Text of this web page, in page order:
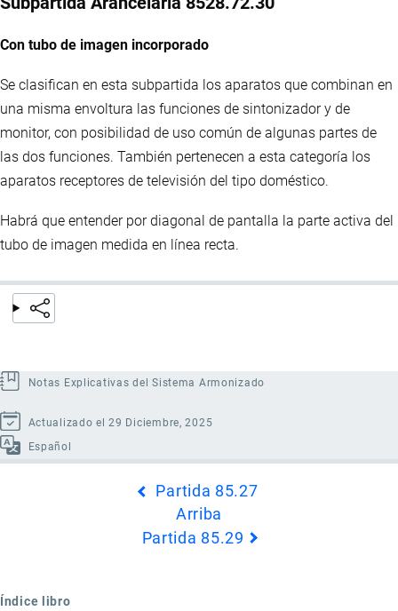
Con tubo de imagen incorporado
Se clasifican en esta subpartida los aparatos que combinan en
una misma envoltura las funciones de sintonizador y de
monitor, con posibilidad de uso común de algunas partes de
las dos funciones. También pertenecen a esta categoría los
aparatos receptores de televisión del tipo doméstico.
Habrá que entender por diagonal de pantalla la parte activa del
tubo de imagen medida en línea recta.
Notas Explicativas del Sistema Armonizado
Actualizado el 29 Diciembre, 2025
Español
Partida 85.27
Arriba
Partida 85.29
Índice libro